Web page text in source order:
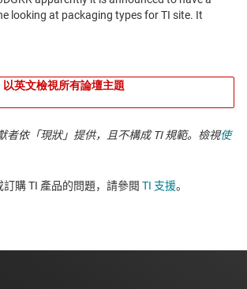
以英文檢視所有論壇主題
者依「現狀」提供，且不構成 TI 規範。檢視使
購 TI 產品的問題，請參閱 TI 支援。​​​​​​​​​​​​​​